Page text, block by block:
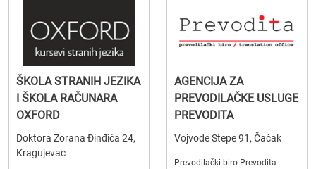
ŠKOLA STRANIH JEZIKA
I ŠKOLA RAČUNARA
OXFORD
Doktora Zorana Đinđića 24,
Kragujevac
AGENCIJA ZA
PREVODILAČKE USLUGE
PREVODITA
Vojvode Stepe 91, Čačak
Prevodilački biro Prevodita